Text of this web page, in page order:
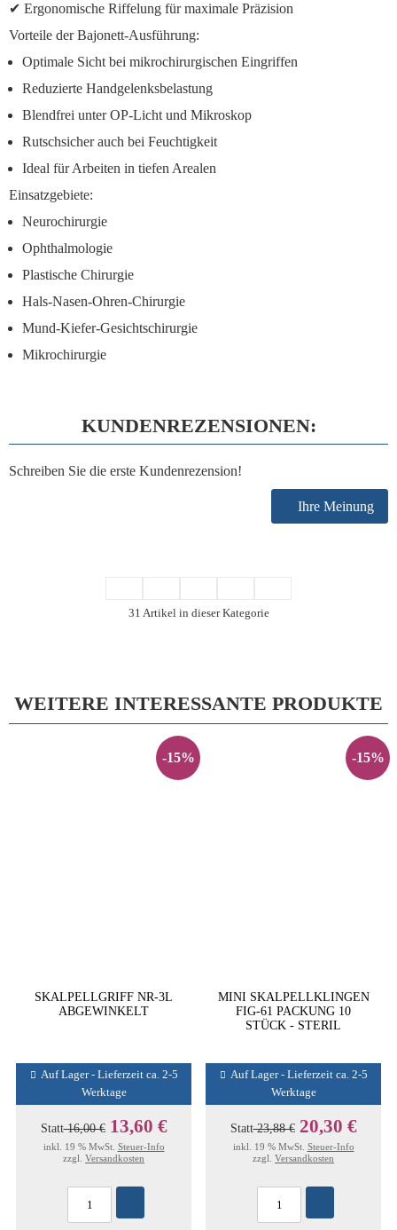
✔ Ergonomische Riffelung für maximale Präzision
Vorteile der Bajonett-Ausführung:
Optimale Sicht bei mikrochirurgischen Eingriffen
Reduzierte Handgelenksbelastung
Blendfrei unter OP-Licht und Mikroskop
Rutschsicher auch bei Feuchtigkeit
Ideal für Arbeiten in tiefen Arealen
Einsatzgebiete:
Neurochirurgie
Ophthalmologie
Plastische Chirurgie
Hals-Nasen-Ohren-Chirurgie
Mund-Kiefer-Gesichtschirurgie
Mikrochirurgie
KUNDENREZENSIONEN:
Schreiben Sie die erste Kundenrezension!
Ihre Meinung
31 Artikel in dieser Kategorie
WEITERE INTERESSANTE PRODUKTE
-15%
SKALPELLGRIFF NR-3L
ABGEWINKELT
Auf Lager - Lieferzeit ca. 2-5
Werktage
Statt16,00 € 13,60 €
inkl. 19 % MwSt. Steuer-Info
zzgl. Versandkosten
-15%
MINI SKALPELLKLINGEN
FIG-61 PACKUNG 10
STÜCK - STERIL
Auf Lager - Lieferzeit ca. 2-5
Werktage
Statt23,88 € 20,30 €
inkl. 19 % MwSt. Steuer-Info
zzgl. Versandkosten